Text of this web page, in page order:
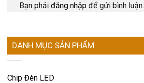
Bạn phải đăng nhập để gửi bình luận.
DANH MỤC SẢN PHẨM
Chip Đèn LED